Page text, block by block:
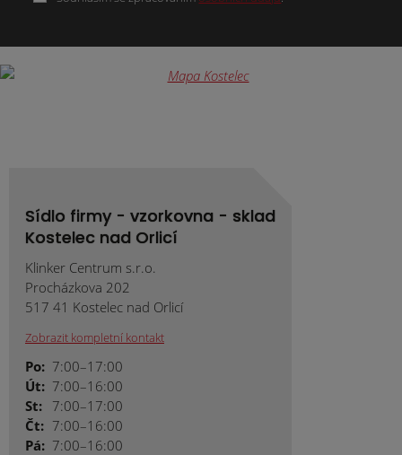
Sídlo firmy - vzorkovna - sklad
Kostelec nad Orlicí
Klinker Centrum s.r.o.
Procházkova 202
517 41 Kostelec nad Orlicí
Zobrazit kompletní kontakt
Po: 7:00–17:00
Út: 7:00–16:00
St: 7:00–17:00
Čt: 7:00–16:00
Pá: 7:00–16:00